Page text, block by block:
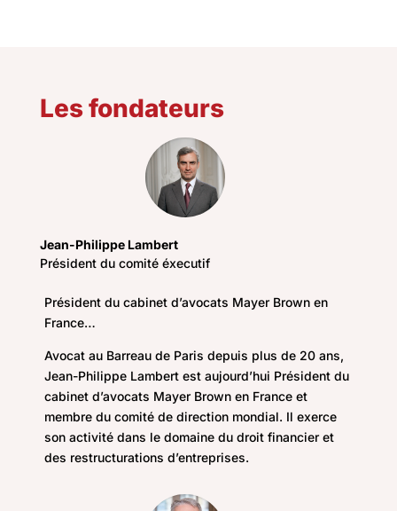
Les fondateurs
Jean-Philippe Lambert
Président du comité éxecutif
Président du cabinet d’avocats Mayer Brown en
France…
Avocat au Barreau de Paris depuis plus de 20 ans,
Jean-Philippe Lambert est aujourd’hui Président du
cabinet d’avocats Mayer Brown en France et
membre du comité de direction mondial. Il exerce
son activité dans le domaine du droit financier et
des restructurations d’entreprises.